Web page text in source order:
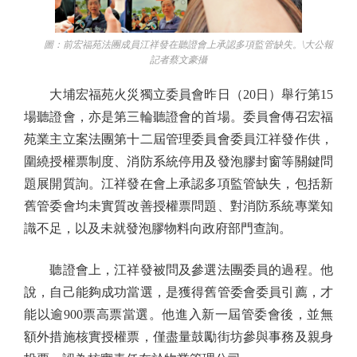
圖：前宏福苑法團成員江祥發在聽證會上承認多項監管缺失。\大公報
記者蔡文豪攝
大埔宏福苑火災獨立委員會昨日（20日）舉行第15
場聽證會，亦是第三輪聽證會的首場。委員會傳召宏福
苑業主立案法團第十二屆管理委員會委員江祥發作供，
圍繞授權票制度、消防系統停用及發泡膠封窗等關鍵問
題展開質詢。江祥發在會上承認多項監管缺失，包括新
舊管委會均未實質改善授權票問題、對消防系統專業知
識不足，以及未就發泡膠物料向政府部門查詢。
聽證會上，江祥發被問及參選法團委員的過程。他
說，自己能夠成功當選，是獲得舊管委會委員引薦，才
能以逾900票高票當選。他進入新一屆管委會後，並無
額外措施核實授權票，僅盡量鼓勵街坊參與事務及親身